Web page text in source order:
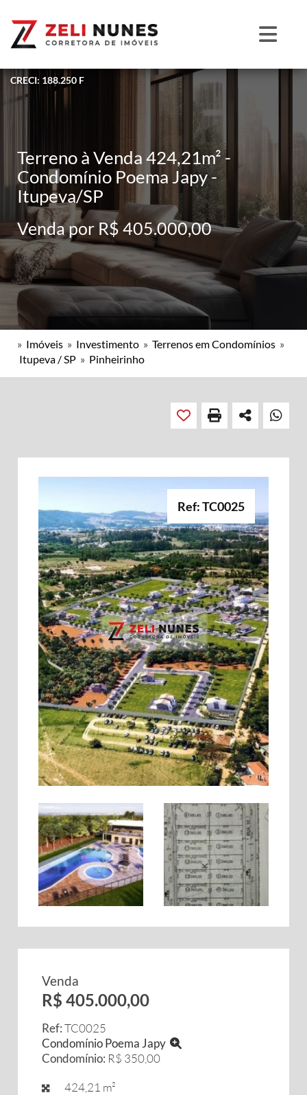
CRECI: 188.250 F
Terreno à Venda 424,21m² -
Condomínio Poema Japy -
Itupeva/SP
Venda por R$ 405.000,00
» Imóveis » Investimento » Terrenos em Condomínios »
Itupeva / SP » Pinheirinho
Ref: TC0025
Venda
R$ 405.000,00
Ref:TC0025
Condomínio Poema Japy
Condomínio: R$ 350,00
424,21 m²